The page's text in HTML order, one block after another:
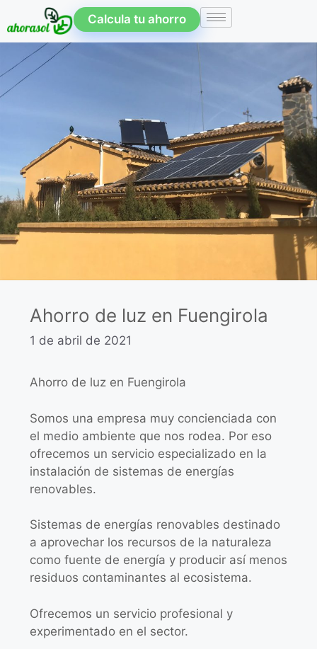
Calcula tu ahorro
Ahorro de luz en Fuengirola
1 de abril de 2021
Ahorro de luz en Fuengirola
Somos una empresa muy concienciada con
el medio ambiente que nos rodea. Por eso
ofrecemos un servicio especializado en la
instalación de sistemas de energías
renovables.
Sistemas de energías renovables destinado
a aprovechar los recursos de la naturaleza
como fuente de energía y producir así menos
residuos contaminantes al ecosistema.
Ofrecemos un servicio profesional y
experimentado en el sector.